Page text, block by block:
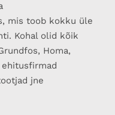
mis toob kokku üle
Kohal olid kõik
Homa,
jne